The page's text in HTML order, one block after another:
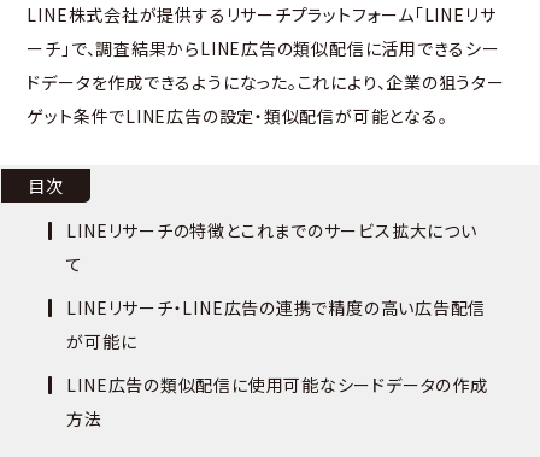
LINE株式会社が提供するリサーチプラットフォーム「LINEリサ
ーチ」で、調査結果からLINE広告の類似配信に活用できるシー
ドデータを作成できるようになった。これにより、企業の狙うター
ゲット条件でLINE広告の設定・類似配信が可能となる。
目次
LINEリサーチの特徴とこれまでのサービス拡大につい
て
LINEリサーチ・LINE広告の連携で精度の高い広告配信
が可能に
LINE広告の類似配信に使用可能なシードデータの作成
方法